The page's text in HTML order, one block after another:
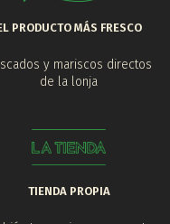
PRODUCTO MÁS FRESCO
y mariscos directos
de la lonja
TIENDA PROPIA